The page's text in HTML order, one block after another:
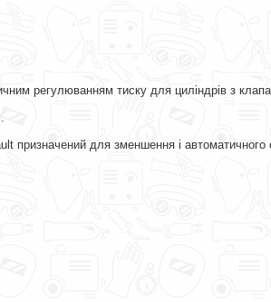
регулюванням тиску для циліндрів з
призначений для зменшення і автоматичного